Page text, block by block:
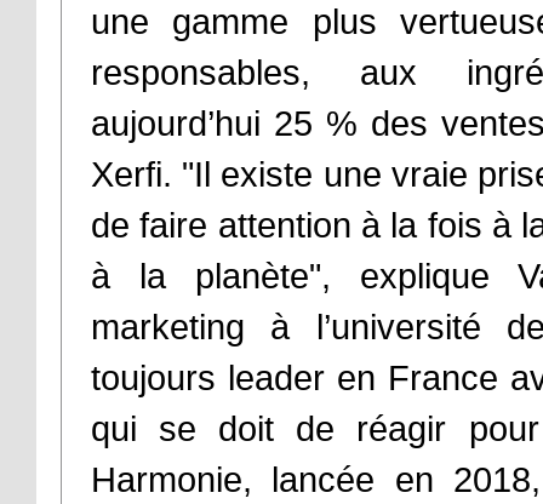
une gamme plus
responsables, aux
aujourd’hui 25 % des
Xerfi. "Il existe une vraie
de faire attention à la fois à
à la planète", explique
marketing à l’université
toujours leader en France
qui se doit de réagir
Harmonie, lancée en